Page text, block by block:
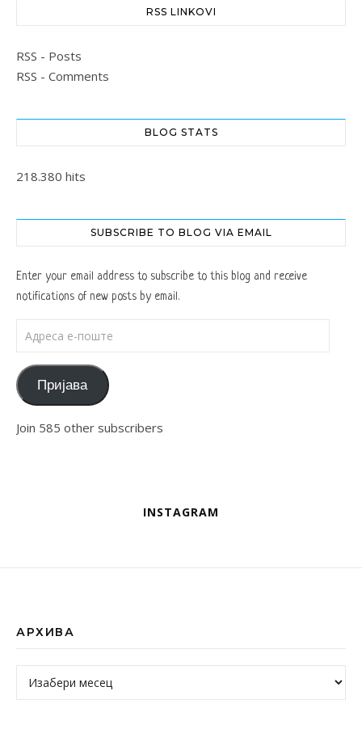
RSS LINKOVI
RSS - Posts
RSS - Comments
BLOG STATS
218.380 hits
SUBSCRIBE TO BLOG VIA EMAIL
Enter your email address to subscribe to this blog and receive
notifications of new posts by email.
Пријава
Join 585 other subscribers
INSTAGRAM
АРХИВА
Архива